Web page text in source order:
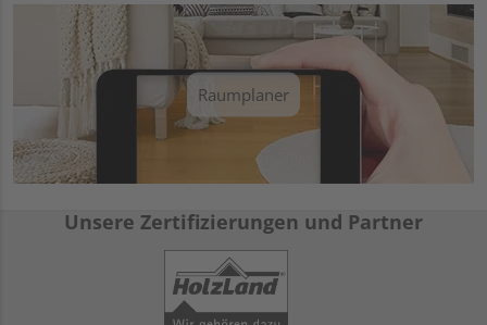
Raumplaner
Unsere Zertifizierungen und Partner